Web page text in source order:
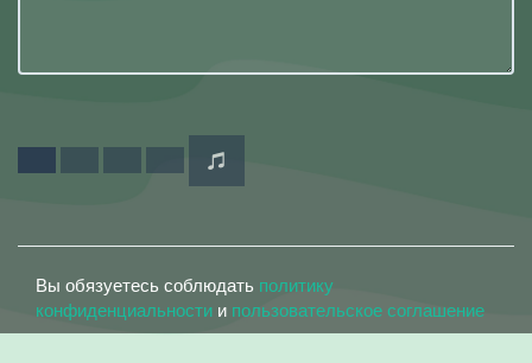
Вы обязуетесь соблюдать политику
конфиденциальности и пользовательское соглашение